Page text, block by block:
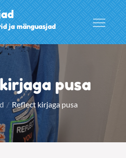
ja mänguasjad
pusa
Reflect kirjaga pusa